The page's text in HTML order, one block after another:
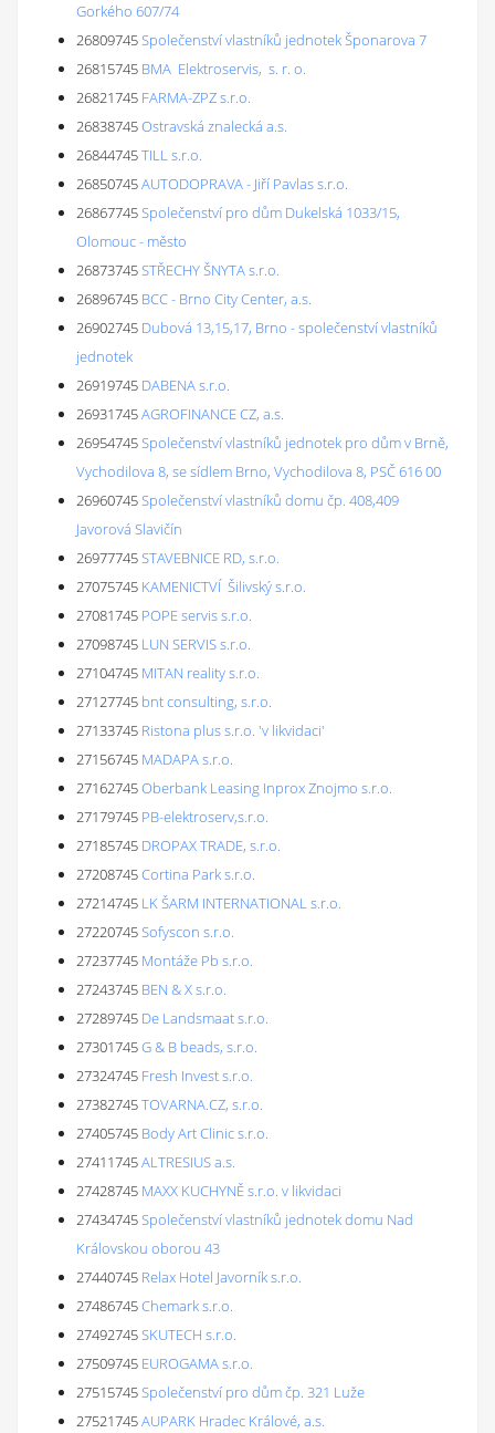
Gorkého 607/74
26809745Společenství vlastníků jednotek Šponarova 7
26815745 BMA Elektroservis, s. r. o.
26821745 FARMA-ZPZ s.r.o.
26838745Ostravská znalecká a.s.
26844745TILL s.r.o.
26850745AUTODOPRAVA - Jiří Pavlas s.r.o.
26867745Společenství pro dům Dukelská 1033/15,
Olomouc - město
26873745STŘECHY ŠNYTA s.r.o.
26896745 BCC - Brno City Center, a.s.
26902745 Dubová 13,15,17, Brno - společenství vlastníků
jednotek
26919745 DABENA s.r.o.
26931745AGROFINANCE CZ, a.s.
26954745Společenství vlastníků jednotek pro dům v Brně,
Vychodilova 8, se sídlem Brno, Vychodilova 8, PSČ 616 00
26960745Společenství vlastníků domu čp. 408,409
Javorová Slavičín
26977745STAVEBNICE RD, s.r.o.
27075745 KAMENICTVÍ Šilivský s.r.o.
27081745 POPE servis s.r.o.
27098745 LUN SERVIS s.r.o.
27104745 MITAN reality s.r.o.
27127745 bnt consulting, s.r.o.
27133745 Ristona plus s.r.o. 'v likvidaci'
27156745 MADAPA s.r.o.
27162745Oberbank Leasing Inprox Znojmo s.r.o.
27179745 PB-elektroserv,s.r.o.
27185745 DROPAX TRADE, s.r.o.
27208745Cortina Park s.r.o.
27214745 LK ŠARM INTERNATIONAL s.r.o.
27220745Sofyscon s.r.o.
27237745 Montáže Pb s.r.o.
27243745 BEN & X s.r.o.
27289745 De Landsmaat s.r.o.
27301745G & B beads, s.r.o.
27324745 Fresh Invest s.r.o.
27382745TOVARNA.CZ, s.r.o.
27405745 Body Art Clinic s.r.o.
27411745ALTRESIUS a.s.
27428745 MAXX KUCHYNĚ s.r.o. v likvidaci
27434745Společenství vlastníků jednotek domu Nad
Královskou oborou 43
27440745 Relax Hotel Javorník s.r.o.
27486745Chemark s.r.o.
27492745SKUTECH s.r.o.
27509745 EUROGAMA s.r.o.
27515745Společenství pro dům čp. 321 Luže
27521745AUPARK Hradec Králové, a.s.